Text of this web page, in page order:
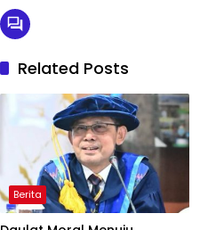
Related Posts
Berita